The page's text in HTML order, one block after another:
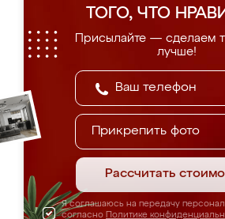
ТОГО, ЧТО
Присылайте — сделаем
лучше!
Прикрепить фото
Рассчитать
Я соглашаюсь на передачу
согласно Политике